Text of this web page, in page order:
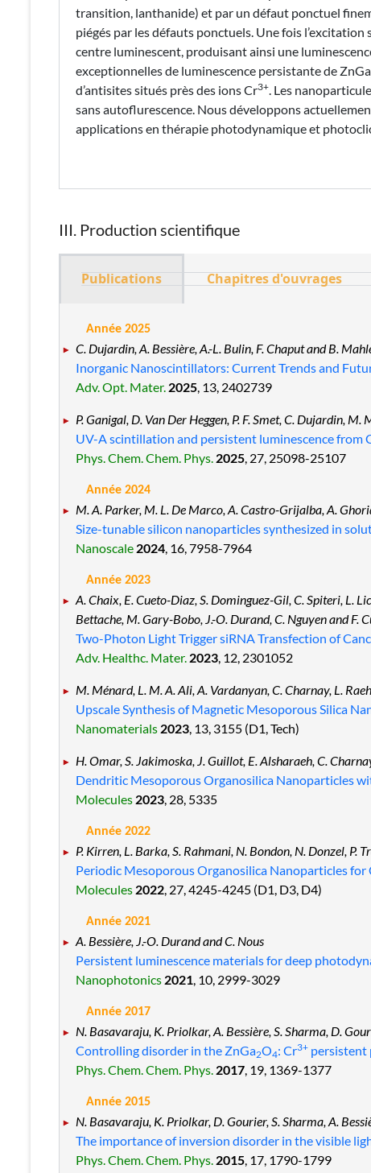
transition, lanthanide) et par un défaut ponctuel
piégés par les défauts ponctuels. Une fois
centre luminescent, produisant ainsi une
exceptionnelles de luminescence persistante de ZnGa
d’antisites situés près des ions Cr3+. Les
sans autoflurescence. Nous développons
applications en thérapie photodynamique et
III. Production scientifique
Publications Chapitres d'ouvrages
Année 2025
C. Dujardin, A. Bessière, A.-L. Bulin, F. Chaput and B.
Inorganic Nanoscintillators: Current Trends and
Adv. Opt. Mater. 2025, 13, 2402739
P. Ganigal, D. Van Der Heggen, P. F. Smet, C. Dujardin,
UV-A scintillation and persistent luminescence from
Phys. Chem. Chem. Phys. 2025, 27, 25098-25107
Année 2024
M. A. Parker, M. L. De Marco, A. Castro-Grijalba, A.
Size-tunable silicon nanoparticles synthesized in
Nanoscale 2024, 16, 7958-7964
Année 2023
A. Chaix, E. Cueto-Diaz, S. Dominguez-Gil, C. Spiteri, L.
Bettache, M. Gary-Bobo, J.-O. Durand, C. Nguyen and F.
Two-Photon Light Trigger siRNA Transfection of
Adv. Healthc. Mater. 2023, 12, 2301052
M. Ménard, L. M. A. Ali, A. Vardanyan, C. Charnay, L.
Upscale Synthesis of Magnetic Mesoporous Silica
Nanomaterials 2023, 13, 3155 (D1, Tech)
H. Omar, S. Jakimoska, J. Guillot, E. Alsharaeh, C.
Dendritic Mesoporous Organosilica Nanoparticles
Molecules 2023, 28, 5335
Année 2022
P. Kirren, L. Barka, S. Rahmani, N. Bondon, N. Donzel, P.
Periodic Mesoporous Organosilica Nanoparticles for
Molecules 2022, 27, 4245-4245 (D1, D3, D4)
Année 2021
A. Bessière, J.-O. Durand and C. Nous
Persistent luminescence materials for deep
Nanophotonics 2021, 10, 2999-3029
Année 2017
N. Basavaraju, K. Priolkar, A. Bessière, S. Sharma, D.
Controlling disorder in the ZnGa2O4: Cr3+ persistent
Phys. Chem. Chem. Phys. 2017, 19, 1369-1377
Année 2015
N. Basavaraju, K. Priolkar, D. Gourier, S. Sharma, A.
The importance of inversion disorder in the visible
Phys. Chem. Chem. Phys. 2015, 17, 1790-1799